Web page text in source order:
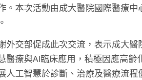
。本次活動由成大醫院國際醫療中
外交部促成此次交流，表示成大
醫療與AI臨床應用，積極因應高
人工智慧於診斷、治療及醫療流